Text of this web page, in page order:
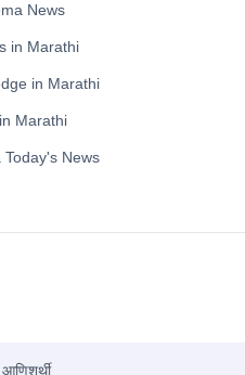
News
in Marathi
in Marathi
Marathi
News